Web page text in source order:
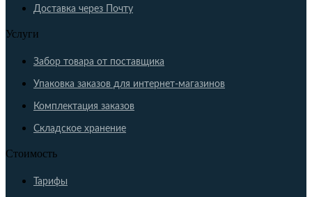
Доставка через Почту
Услуги
Забор товара от поставщика
Упаковка заказов для интернет-магазинов
Комплектация заказов
Складское хранение
Стоимость
Тарифы